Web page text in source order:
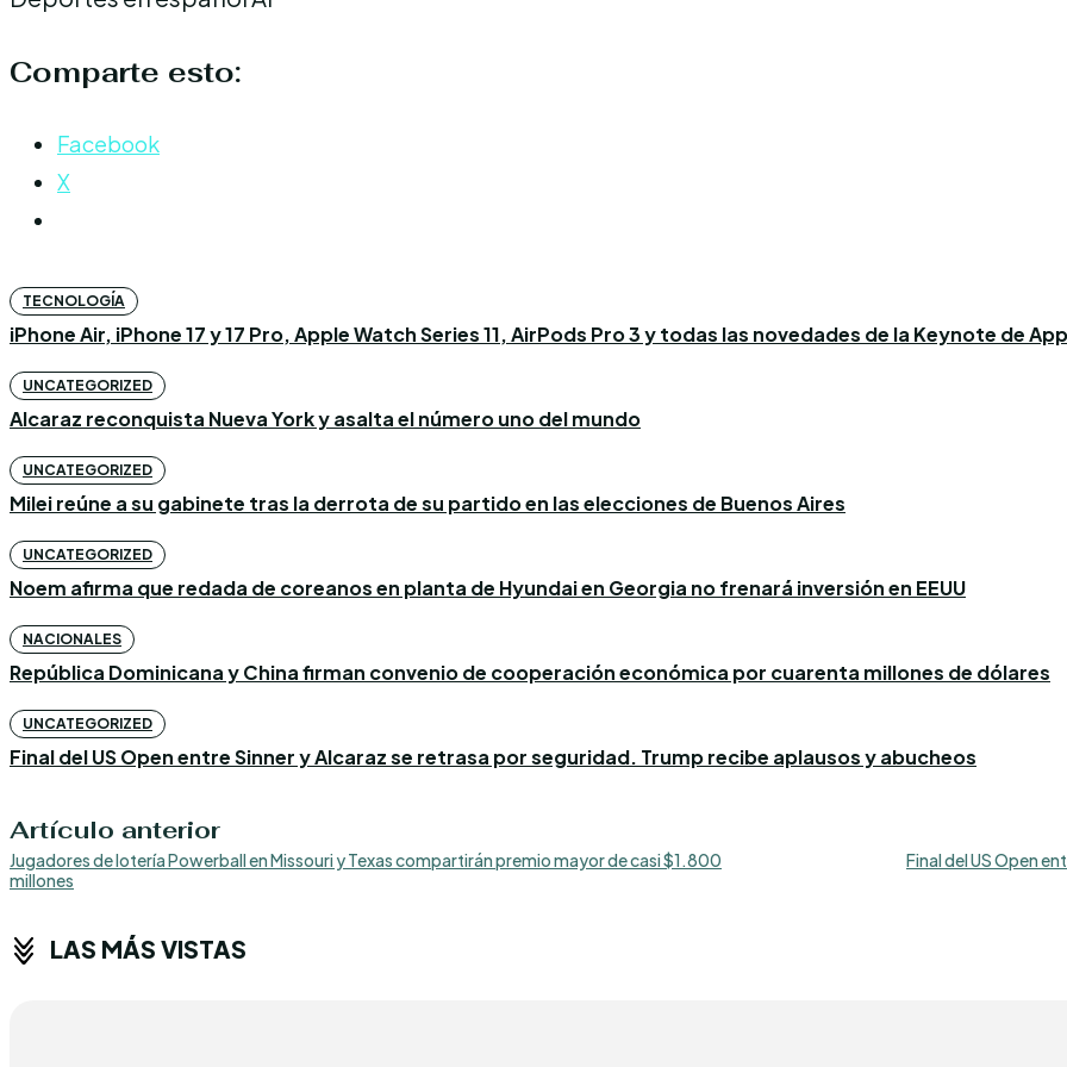
Comparte esto:
Facebook
X
TECNOLOGÍA
iPhone Air, iPhone 17 y 17 Pro, Apple Watch Series 11, AirPods Pro 3 y todas las novedades de la Keynote de
UNCATEGORIZED
Alcaraz reconquista Nueva York y asalta el número uno del mundo
UNCATEGORIZED
Milei reúne a su gabinete tras la derrota de su partido en las elecciones de Buenos Aires
UNCATEGORIZED
Noem afirma que redada de coreanos en planta de Hyundai en Georgia no frenará inversión en EEUU
NACIONALES
República Dominicana y China firman convenio de cooperación económica por cuarenta millones de dólares
UNCATEGORIZED
Final del US Open entre Sinner y Alcaraz se retrasa por seguridad. Trump recibe aplausos y abucheos
Artículo anterior
Jugadores de lotería Powerball en Missouri y Texas compartirán premio mayor de casi $1.800
millones
Final del US Open
LAS MÁS VISTAS